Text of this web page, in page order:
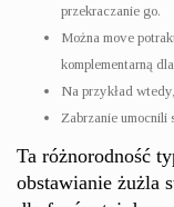
przekraczanie go.
Można move
komplementarną
Na przykład
Zabrzanie
Ta różnorodność
obstawianie żużla